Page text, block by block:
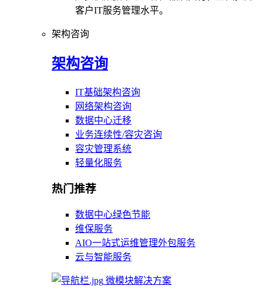
客户IT服务管理水平。
架构咨询
架构咨询
IT基础架构咨询
网络架构咨询
数据中心迁移
业务连续性/容灾咨询
容灾管理系统
轻量化服务
热门推荐
数据中心绿色节能
维保服务
AIO一站式运维管理外包服务
云与智能服务
微模块解决方案